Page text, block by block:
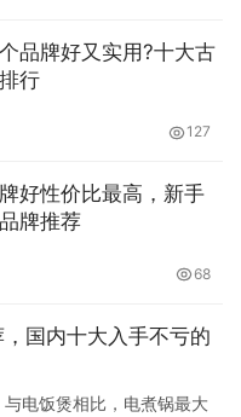
品牌好又实用?十大古
行
127
好性价比最高，新手
牌推荐
68
国内十大入手不亏的
电饭煲相比，电煮锅最大